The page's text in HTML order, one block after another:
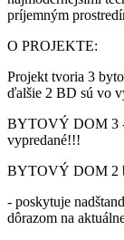
príjemným
O PROJEKTE:
Projekt tvoria 3
ďalšie 2 BD sú vo
BYTOVÝ DOM 3 -
vypredané!!!
BYTOVÝ DOM 2
- poskytuje
dôrazom na